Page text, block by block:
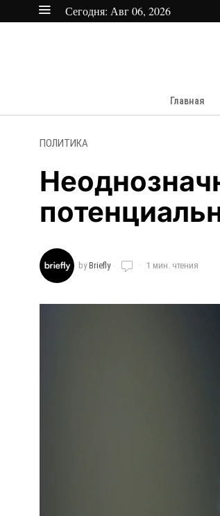
Сегодня: Авг 06, 2026
Главная
ПОЛИТИКА
byBriefly 1 мин. чтения